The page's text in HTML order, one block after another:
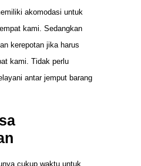
akomodasi untuk
kami. Sedangkan
kerepotan jika harus
kami. Tidak perlu
antar jemput barang
cukup waktu untuk